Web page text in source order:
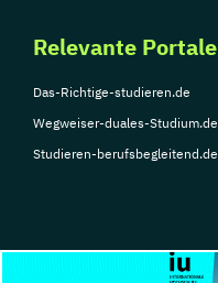
Relevante Portale
Das-Richtige-studieren.de
Wegweiser-duales-Studium.de
Studieren-berufsbegleitend.de